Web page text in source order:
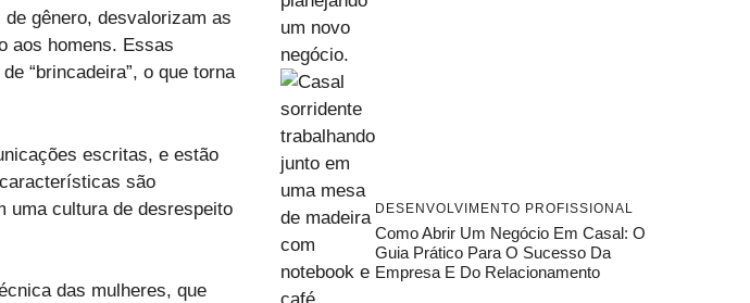
gênero, desvalorizam as
aos homens. Essas
“brincadeira”, o que torna
escritas, e estão
são
uma cultura de desrespeito
das mulheres, que
DESENVOLVIMENTO PROFISSIONAL
Como Abrir Um Negócio Em Casal: O
Guia Prático Para O Sucesso Da
Empresa E Do Relacionamento